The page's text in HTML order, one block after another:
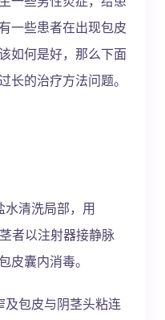
一些患者在出现包皮
如何是好，那么下面
长的治疗方法问题。
清洗局部，用
者以注射器接静脉
皮囊内消毒。
包皮与阴茎头粘连